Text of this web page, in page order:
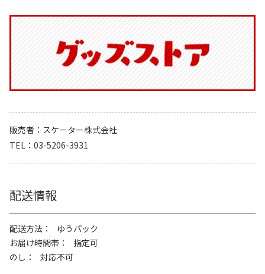
販売者
スケーター株式会社
TEL
03-5206-3931
配送情報
配送方法
ゆうパック
お届け時間帯
指定可
のし
対応不可